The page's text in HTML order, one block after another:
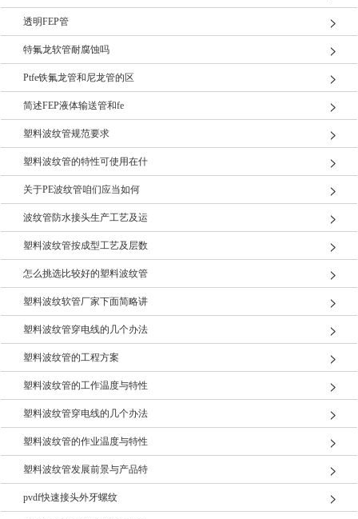
透明FEP管
特氟龙软管耐腐蚀吗
Ptfe铁氟龙管和尼龙管的区
简述FEP液体输送管和fe
塑料波纹管规范要求
塑料波纹管的特性可使用在什
关于PE波纹管咱们应当如何
波纹管防水接头生产工艺及运
塑料波纹管按成型工艺及层数
怎么挑选比较好的塑料波纹管
塑料波纹软管厂家下面简略讲
塑料波纹管穿电线的几个办法
塑料波纹管的工程方案
塑料波纹管的工作温度与特性
塑料波纹管穿电线的几个办法
塑料波纹管的作业温度与特性
塑料波纹管发展前景与产品特
pvdf快速接头外牙螺纹